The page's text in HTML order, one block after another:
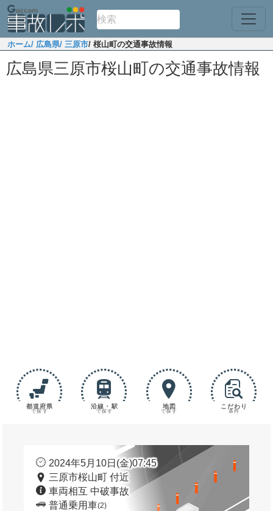
ホーム/ 広島県/ 三原市/ 桜山町の交通事故情報
広島県三原市桜山町の交通事故情報
都道府県
で探す
沿線・駅
で探す
地図
で探す
こだわり
条件
2024年5月10日(金)07:45
三原市桜山町 付近
車両相互 中破事故
普通乗用車(2)